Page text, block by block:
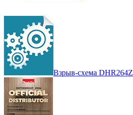
Взрыв-схема DHR264Z